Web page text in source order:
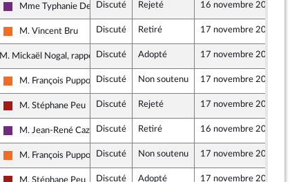
La République en Marche
Mme Typhanie DegoisDiscuté Rejeté 16 novembre 2021
Mouvement Démocrate (MoDem) et Démocrates apparentés
M. Vincent Bru Discuté Retiré 17 novembre 2021
M. Mickaël Nogal, rapporteurDiscuté Adopté 17 novembre 2021
Mouvement Démocrate (MoDem) et Démocrates apparentés
M. François PupponiDiscuté Non soutenu 17 novembre 2021
Gauche démocrate et républicaine
M. Stéphane Peu Discuté Rejeté 17 novembre 2021
La République en Marche
M. Jean-René Cazeneuve
Discuté Retiré 16 novembre 2021
Mouvement Démocrate (MoDem) et Démocrates apparentés
M. François PupponiDiscuté Non soutenu 17 novembre 2021
M. Stéphane Peu Discuté Adopté 17 novembre 2021